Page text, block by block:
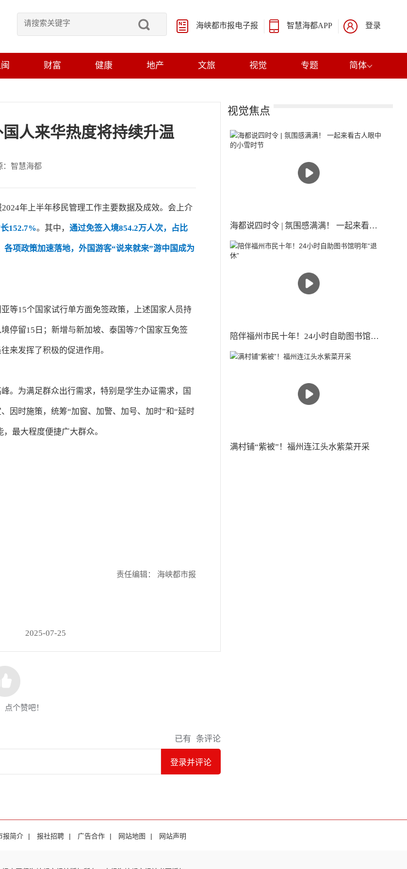
海峡都市报电子报 智慧海都APP 登录
财富 健康 地产 文旅 视觉 专题 简体
人来华热度将持续升温
：智慧海都
年上半年移民管理工作主要数据及成效。会上介
152.7%。其中， 通过免签入境854.2万人次，占比
各项政策加速落地，外国游客“说来就来”游中国成为
等15个国家试行单方面免签政策，上述国家人员持
停留15日；新增与新加坡、泰国等7个国家互免签
来发挥了积极的促进作用。
。为满足群众出行需求，特别是学生办证需求，国
因时施策，统筹“加窗、加警、加号、加时”和“延时
最大程度便捷广大群众。
责任编辑： 海峡都市报
2025-07-25
点个赞吧！
已有 条评论
登录并评论
视觉焦点
海都说四时令 | 氛围感满满！ 一起来看古人眼中的小雪时节
陪伴福州市民十年！24小时自助图书馆明年“退休”
满村铺“紫被”！福州连江头水紫菜开采
报简介 | 报社招聘 | 广告合作 | 网站地图 | 网站声明